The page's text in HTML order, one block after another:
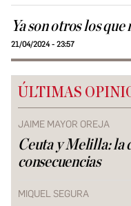
Ya son otros los que
21/04/2024 - 23:57
ÚLTIMAS
JAIME MAYOR OREJA
Ceuta y Melilla: la
consecuencias
MIQUEL SEGURA